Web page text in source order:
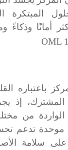
المبتكرة
أمانًا وذكاءً
OML
باعتباره
إذ
الواردة من
تدعم
سلامة